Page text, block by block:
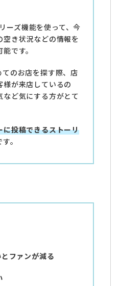
ズ機能を使って、今
き状況などの情報を
です。
のお店を探す際、店
様が来店しているの
ど気にする方がとて
に投稿できるストーリ
す。
ファンが減る